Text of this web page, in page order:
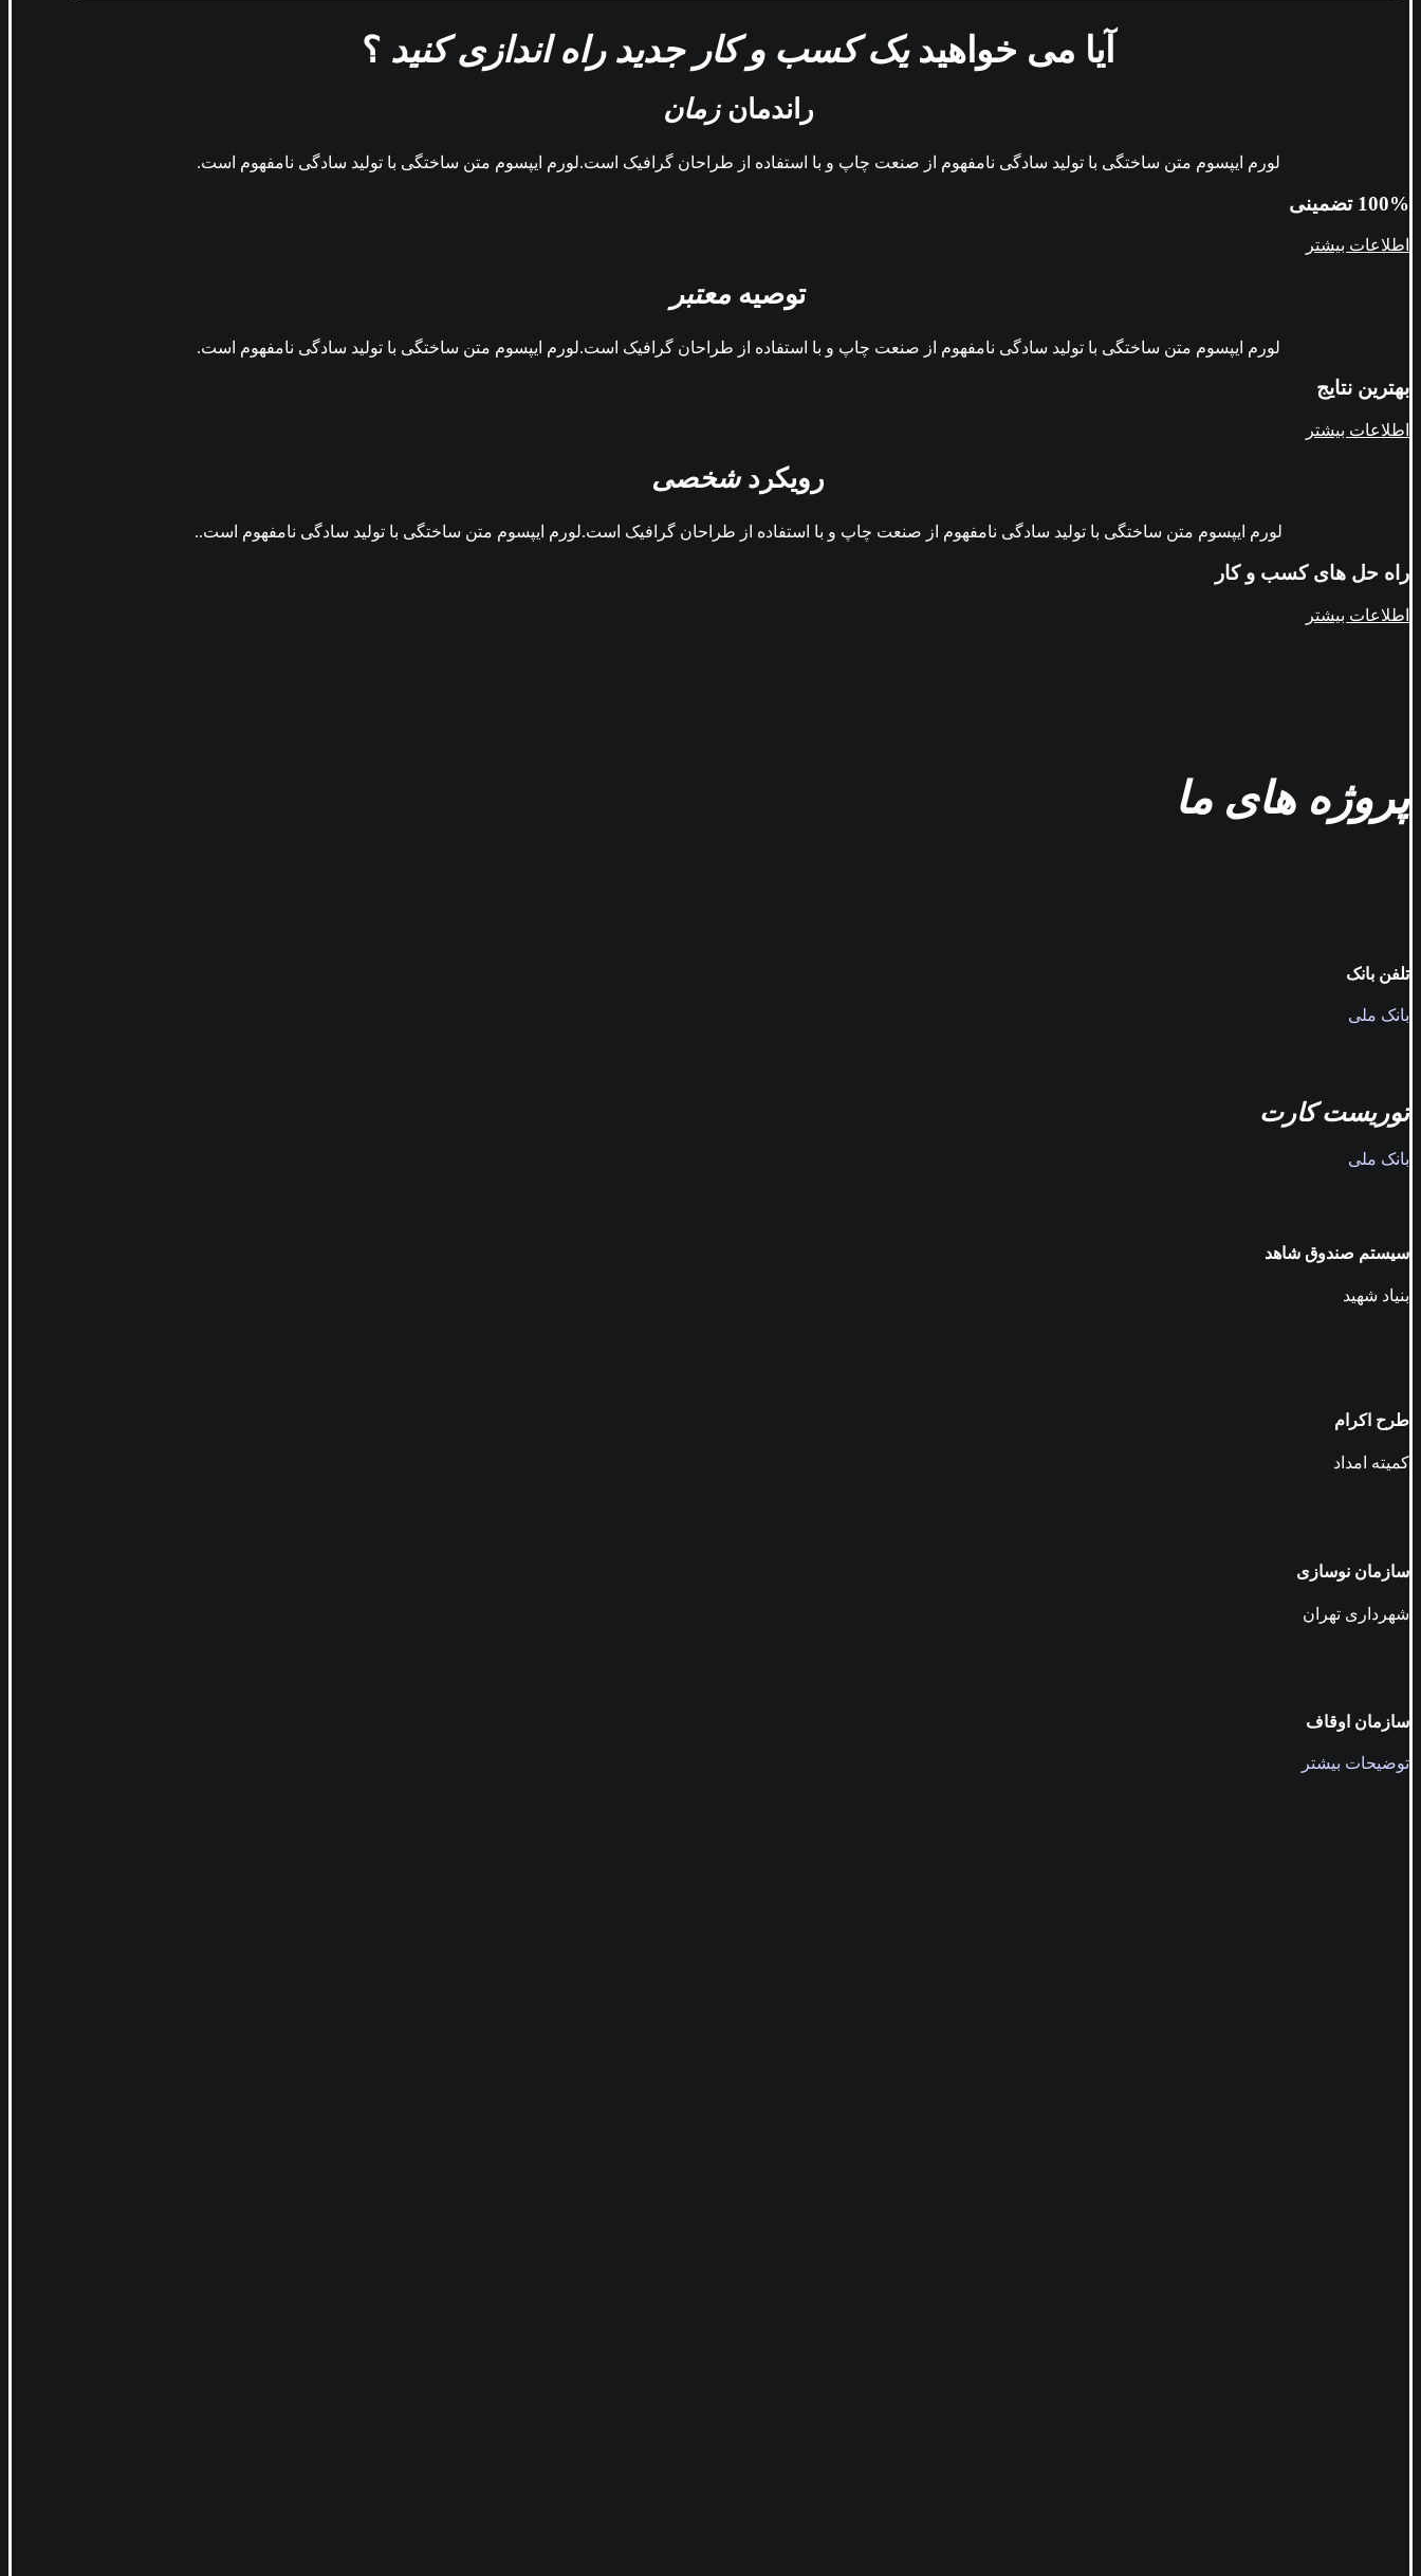
آیا می خواهیدیک کسب و کار جدید راه اندازی کنید ؟
راندمانزمان
لورم ایپسوم متن ساختگی با تولید سادگی نامفهوم از صنعت چاپ و با استفاده از طراحان گرافیک است.لورم ایپسوم متن ساختگی با تولید سادگی نامفهوم است.
100% تضمینی
اطلاعات بیشتر
توصیه معتبر
لورم ایپسوم متن ساختگی با تولید سادگی نامفهوم از صنعت چاپ و با استفاده از طراحان گرافیک است.لورم ایپسوم متن ساختگی با تولید سادگی نامفهوم است.
بهترین نتایج
اطلاعات بیشتر
رویکردشخصی
لورم ایپسوم متن ساختگی با تولید سادگی نامفهوم از صنعت چاپ و با استفاده از طراحان گرافیک است.لورم ایپسوم متن ساختگی با تولید سادگی نامفهوم است..
راه حل های کسب و کار
اطلاعات بیشتر
پروژه های ما
تلفن بانک
بانک ملی
توریست کارت
بانک ملی
سیستم صندوق شاهد
بنیاد شهید
طرح اکرام
کمیته امداد
سازمان نوسازی
شهرداری تهران
سازمان اوقاف
توضیحات بیشتر